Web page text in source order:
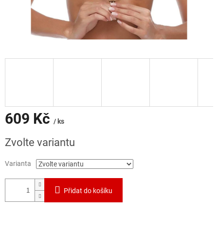
609 Kč / ks
cena:
Zvolte variantu
Varianta
Přidat do košíku